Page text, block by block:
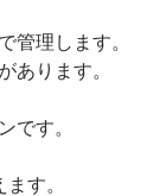
管理します。
あります。
です。
す。